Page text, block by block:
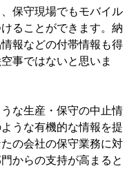
保守現場でもモバイル
ることができます。納
報などの付帯情報も得
事ではないと思いま
な生産・保守の中止情
うな有機的な情報を提
の会社の保守業務に対
からの支持が高まると